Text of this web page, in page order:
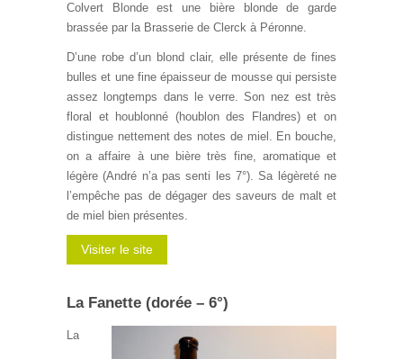
Colvert Blonde est une bière blonde de garde
brassée par la Brasserie de Clerck à Péronne.
D’une robe d’un blond clair, elle présente de fines
bulles et une fine épaisseur de mousse qui persiste
assez longtemps dans le verre. Son nez est très
floral et houblonné (houblon des Flandres) et on
distingue nettement des notes de miel. En bouche,
on a affaire à une bière très fine, aromatique et
légère (André n’a pas senti les 7°). Sa légèreté ne
l’empêche pas de dégager des saveurs de malt et
de miel bien présentes.
Visiter le site
La Fanette (dorée – 6°)
La